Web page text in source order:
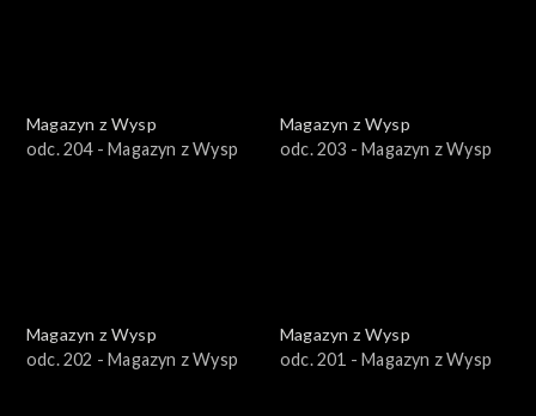
Magazyn z Wysp
odc. 204 - Magazyn z Wysp
Magazyn z Wysp
odc. 203 - Magazyn z Wysp
Magazyn z Wysp
odc. 202 - Magazyn z Wysp
Magazyn z Wysp
odc. 201 - Magazyn z Wysp